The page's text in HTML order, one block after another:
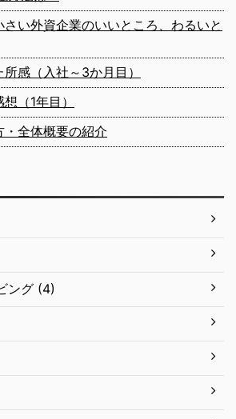
い外資企業のいいところ、わるいと
感（入社～3か月目）
（1年目）
全体概要の紹介
ング (4)